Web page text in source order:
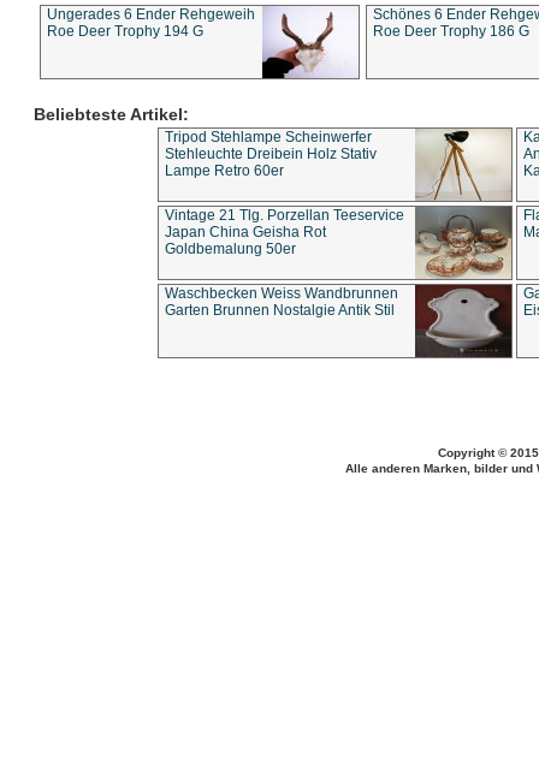
Ungerades 6 Ender Rehgeweih
Roe Deer Trophy 194 G
Schönes 6 Ender
Roe Deer Trophy 186 G
Beliebteste Artikel:
Tripod Stehlampe Scheinwerfer
Stehleuchte Dreibein Holz Stativ
Lampe Retro 60er
Vintage 21 Tlg. Porzellan Teeservice
Japan China Geisha Rot
Goldbemalung 50er
Waschbecken Weiss Wandbrunnen
Garten Brunnen Nostalgie Antik Stil
Copyright ©
Alle anderen Marken, bilder und